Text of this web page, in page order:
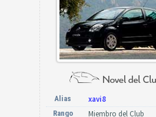
Alias xavi8
Rango Miembro del Club